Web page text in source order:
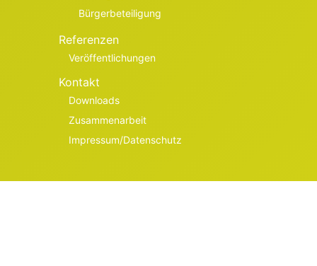
Bürgerbeteiligung
Referenzen
Veröffentlichungen
Kontakt
Downloads
Zusammenarbeit
Impressum/Datenschutz